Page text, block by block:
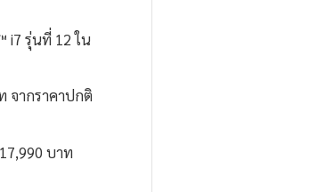
i7 รุ่นที่ 12 ใน
จากราคาปกติ
บาท